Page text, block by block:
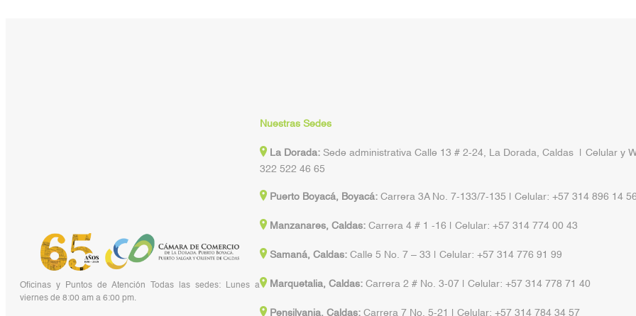
Oficinas y Puntos de Atención Todas las sedes: Lunes a
viernes de 8:00 am a 6:00 pm.
Nuestras Sedes
La Dorada:Sede administrativa Calle 13 # 2-24, La Dorada, Caldas | Celular y
322 522 46 65
Puerto Boyacá, Boyacá:Carrera 3A No. 7-133/7-135 | Celular: +57 314 896 14
Manzanares, Caldas:Carrera 4 # 1 -16 | Celular: +57 314 774 00 43
Samaná, Caldas: Calle 5 No. 7 – 33 | Celular: +57 314 776 91 99
Marquetalia, Caldas:Carrera 2 # No. 3-07 | Celular: +57 314 778 71 40
Pensilvania, Caldas:Carrera 7 No. 5-21 | Celular: +57 314 784 34 57